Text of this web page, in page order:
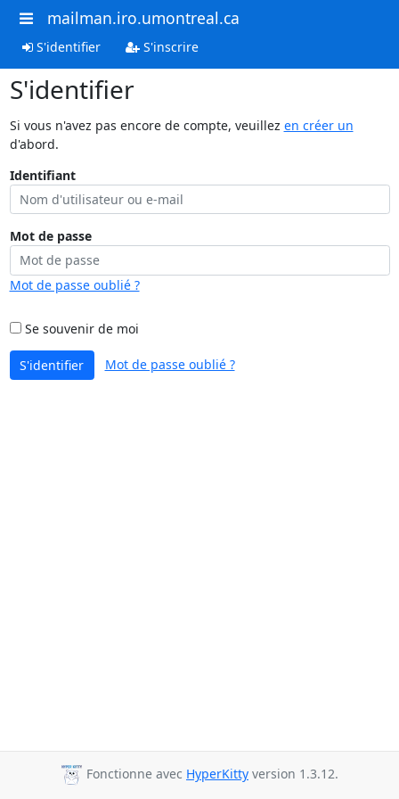
mailman.iro.umontreal.ca
S'identifier S'inscrire
S'identifier
Si vous n'avez pas encore de compte, veuillez en créer un
d'abord.
Identifiant
Mot de passe
Mot de passe oublié ?
Se souvenir de moi
S'identifier Mot de passe oublié ?
Fonctionne avec HyperKitty version 1.3.12.